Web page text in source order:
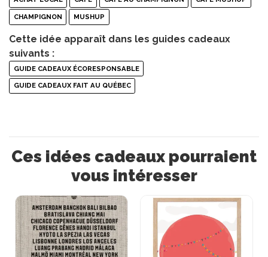
CHAMPIGNON MUSHUP
Cette idée apparaît dans les guides cadeaux
suivants :
GUIDE CADEAUX ÉCORESPONSABLE
GUIDE CADEAUX FAIT AU QUÉBEC
Ces idées cadeaux pourraient
vous intéresser